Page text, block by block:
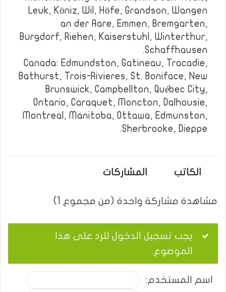
Leuk, Köniz, Wil, Höfe, Grandson, Wangen
an der Aare, Emmen, Bremgarten,
Burgdorf, Riehen, Kaiserstuhl, Winterthur,
Schaffhausen.
Canada: Edmundston, Gatineau, Tracadie,
Bathurst, Trois-Rivieres, St. Boniface, New
Brunswick, Campbellton, Québec City,
Ontario, Caraquet, Moncton, Dalhousie,
Montreal, Manitoba, Ottawa, Edmunston,
Sherbrooke, Dieppe.
الكاتب المشاركات
مشاهدة مشاركة واحدة (من مجموع 1)
يجب تسجيل الدخول للرد على هذا
الموضوع.
اسم المستخدم: